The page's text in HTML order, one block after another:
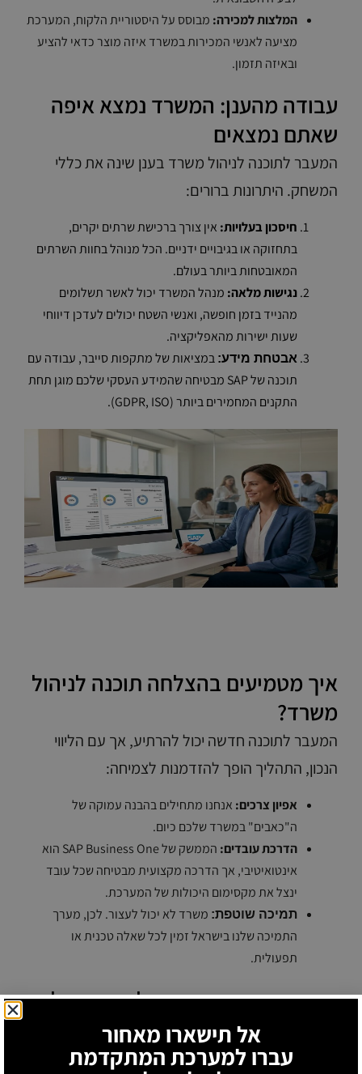
המלצות למכירה: מבוסס על היסטוריית הלקוח, המערכת
מציעה לאנשי המכירות במשרד איזה מוצר כדאי להציע
ובאיזה תזמון.
עבודה מהענן: המשרד נמצא איפה
שאתם נמצאים
המעבר לתוכנה לניהול משרד בענן שינה את כללי
המשחק. היתרונות ברורים:
חיסכון בעלויות: אין צורך ברכישת שרתים יקרים,
בתחזוקה או בגיבויים ידניים. הכל מנוהל בחוות השרתים
המאובטחות ביותר בעולם.
נגישות מלאה: מנהל המשרד יכול לאשר תשלומים
מהנייד בזמן חופשה, ואנשי השטח יכולים לעדכן דיווחי
שעות ישירות מהאפליקציה.
אבטחת מידע: במציאות של מתקפות סייבר, עבודה עם
תוכנה של SAP מבטיחה שהמידע העסקי שלכם מוגן תחת
התקנים המחמירים ביותר (GDPR, ISO).
איך מטמיעים בהצלחה תוכנה לניהול
משרד?
המעבר לתוכנה חדשה יכול להרתיע, אך עם הליווי
הנכון, התהליך הופך להזדמנות לצמיחה:
אפיון צרכים: אנחנו מתחילים בהבנה עמוקה של
ה"כאבים" במשרד שלכם כיום.
הדרכת עובדים:
הממשק של SAP Business One הוא
אינטואיטיבי, אך הדרכה מקצועית מבטיחה שכל עובד
ינצל את מקסימום היכולות של המערכת.
תמיכה שוטפת: משרד לא יכול לעצור. לכן, מערך
התמיכה שלנו בישראל זמין לכל שאלה טכנית או
תפעולית.
סיכום: עתיד המשרד שלכם מתחיל
תוכנה לניהול משרדהיא ההשקעה המשתלמת ביותר
אל תישארו מאחור
עברו למערכת המתקדמת